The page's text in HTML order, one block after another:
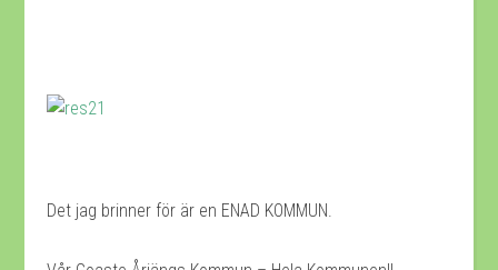
Det jag brinner för är en ENAD KOMMUN.